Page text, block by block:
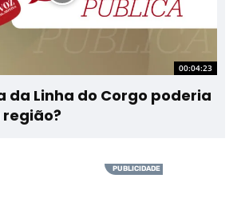
00:04:23
da Linha do Corgo poderia